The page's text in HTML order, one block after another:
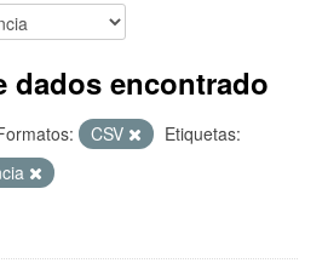
dados encontrado
CSV
Etiquetas: